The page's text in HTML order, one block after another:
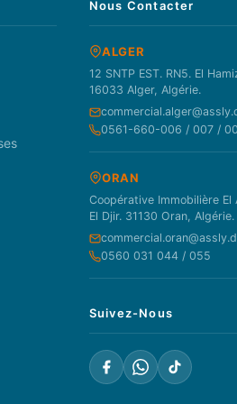
Nous Contacter
ALGER
12 SNTP EST. RN5. El
16033 Alger, Algérie.
0561-660-006 / 007 /
ORAN
Coopérative Immobilière El
El Djir. 31130 Oran, Algérie.
0560 031 044 / 055
Suivez-Nous